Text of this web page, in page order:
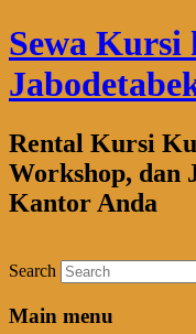
Sewa
Rental Kursi
Workshop, dan
Kantor Anda
Search
Main menu